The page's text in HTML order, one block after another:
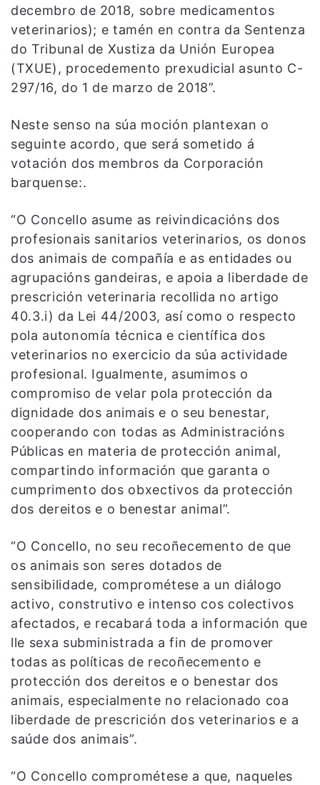
decembro de 2018, sobre medicamentos
veterinarios); e tamén en contra da Sentenza
do Tribunal de Xustiza da Unión Europea
(TXUE), procedemento prexudicial asunto C-
297/16, do 1 de marzo de 2018”.
Neste senso na súa moción plantexan o
seguinte acordo, que será sometido á
votación dos membros da Corporación
barquense:.
“O Concello asume as reivindicacións dos
profesionais sanitarios veterinarios, os donos
dos animais de compañía e as entidades ou
agrupacións gandeiras, e apoia a liberdade de
prescrición veterinaria recollida no artigo
40.3.i) da Lei 44/2003, así como o respecto
pola autonomía técnica e científica dos
veterinarios no exercicio da súa actividade
profesional. Igualmente, asumimos o
compromiso de velar pola protección da
dignidade dos animais e o seu benestar,
cooperando con todas as Administracións
Públicas en materia de protección animal,
compartindo información que garanta o
cumprimento dos obxectivos da protección
dos dereitos e o benestar animal”.
“O Concello, no seu recoñecemento de que
os animais son seres dotados de
sensibilidade, comprométese a un diálogo
activo, construtivo e intenso cos colectivos
afectados, e recabará toda a información que
lle sexa subministrada a fin de promover
todas as políticas de recoñecemento e
protección dos dereitos e o benestar dos
animais, especialmente no relacionado coa
liberdade de prescrición dos veterinarios e a
saúde dos animais”.
“O Concello comprométese a que, naqueles